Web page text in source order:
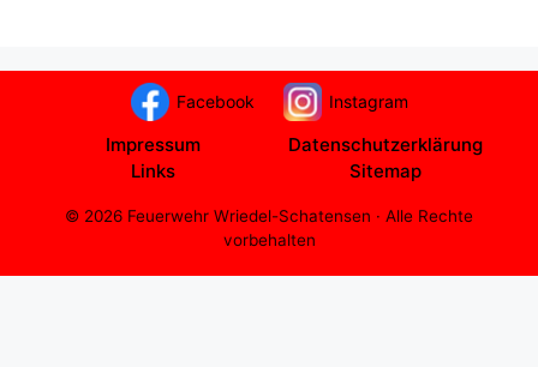
Facebook Instagram
Impressum
Datenschutzerklärung
Links
Sitemap
© 2026 Feuerwehr Wriedel-Schatensen · Alle Rechte
vorbehalten